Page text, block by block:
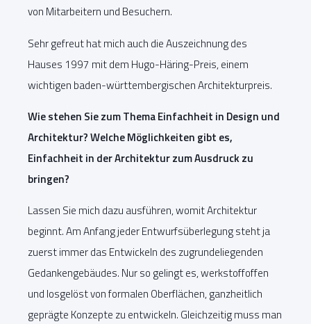
von Mitarbeitern und Besuchern.
Sehr gefreut hat mich auch die Auszeichnung des
Hauses 1997 mit dem Hugo-Häring-Preis, einem
wichtigen baden-württembergischen Architekturpreis.
Wie stehen Sie zum Thema Einfachheit in Design und
Architektur? Welche Möglichkeiten gibt es,
Einfachheit in der Architektur zum Ausdruck zu
bringen?
Lassen Sie mich dazu ausführen, womit Architektur
beginnt. Am Anfang jeder Entwurfsüberlegung steht ja
zuerst immer das Entwickeln des zugrundeliegenden
Gedankengebäudes. Nur so gelingt es, werkstoffoffen
und losgelöst von formalen Oberflächen, ganzheitlich
geprägte Konzepte zu entwickeln. Gleichzeitig muss man